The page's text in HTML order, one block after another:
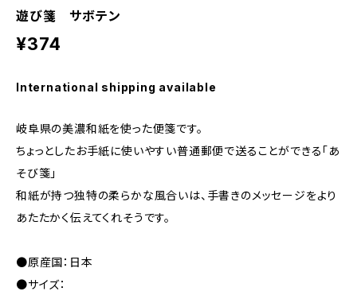
遊び箋 サボテン
¥374
International shipping available
岐阜県の美濃和紙を使った便箋です。
ちょっとしたお手紙に使いやすい普通郵便で送ることができる「あ
そび箋」
和紙が持つ独特の柔らかな風合いは、手書きのメッセージをより
あたたかく伝えてくれそうです。
●原産国：日本
●サイズ：